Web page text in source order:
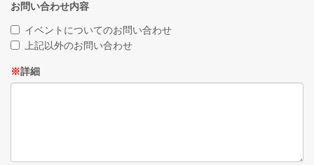
お問い合わせ内容
イベントについてのお問い合わせ
上記以外のお問い合わせ
※詳細